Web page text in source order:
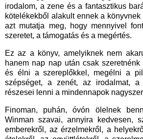
irodalom, a zene és a fantasztikus
kötelékekből alakult ennek a
azt mutatja meg, hogy mennyivel
szeretet, a támogatás és a megértés.
Ez az a könyv, amelyiknek nem
hanem nap nap után csak
és élni a szereplőkkel, megélni a
szépséget, a zenét, az irodalmat, a
részesei lenni a mindennapok
Finoman, puhán, óvón ölelnek
Winman szavai, annyira kedvesen,
emberekről, az érzelmekről, a